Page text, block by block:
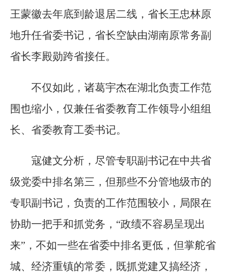
王蒙徽去年底到龄退居二线，省长王忠林原
地升任省委书记，省长空缺由湖南原常务副
省长李殿勋跨省接任。
不仅如此，诸葛宇杰在湖北负责工作范
围也缩小，仅兼任省委教育工作领导小组组
长、省委教育工委书记。
寇健文分析，尽管专职副书记在中共省
级党委中排名第三，但那些不分管地级市的
专职副书记，负责的工作范围较小，局限在
协助一把手和抓党务，“政绩不容易呈现出
来”，不如一些在省委中排名更低，但掌舵省
城、经济重镇的常委，既抓党建又搞经济，